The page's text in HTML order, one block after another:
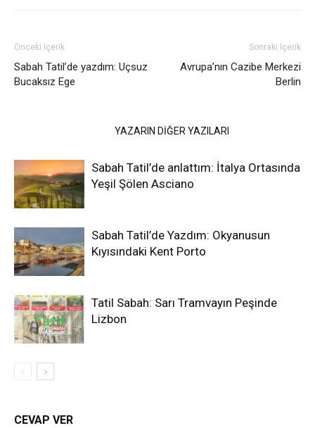
Önceki İçerik
Sabah Tatil’de yazdım: Uçsuz
Bucaksız Ege
Sonraki İçerik
Avrupa’nın Cazibe Merkezi
Berlin
YAZARIN DİĞER YAZILARI
Sabah Tatil’de anlattım: İtalya Ortasında
Yeşil Şölen Asciano
Sabah Tatil’de Yazdım: Okyanusun
Kıyısındaki Kent Porto
Tatil Sabah: Sarı Tramvayın Peşinde
Lizbon
CEVAP VER